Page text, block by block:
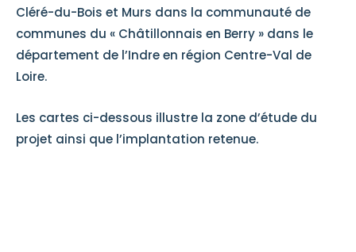
Cléré-du-Bois et Murs dans la communauté de
communes du « Châtillonnais en Berry » dans le
département de l’Indre en région Centre-Val de
Loire.
Les cartes ci-dessous illustre la zone d’étude du
projet ainsi que l’implantation retenue.